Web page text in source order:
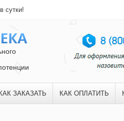
сутки!
КАК ЗАКАЗАТЬ КАК ОПЛАТИТЬ